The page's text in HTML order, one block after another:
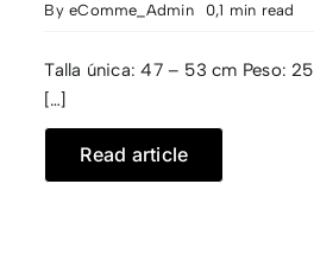
CONTACTO
ByeComme_Admin 0,1 min read
Talla única: 47 – 53 cm Peso:
[…]
Read article